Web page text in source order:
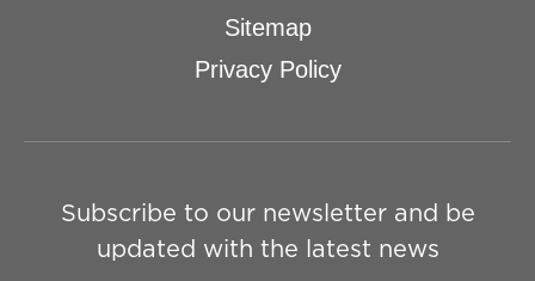
Sitemap
Privacy Policy
Subscribe to our newsletter and be
updated with the latest news